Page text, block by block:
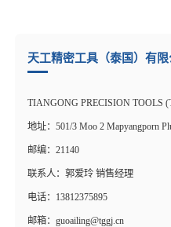
天工精密工具（泰国）有限
TIANGONG PRECISION
地址：501/3 Moo 2 Mapyangporn
邮编：21140
联系人：郭爱玲 销售经理
电话：13812375895
邮箱：guoailing@tggj.cn